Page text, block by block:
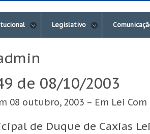
Legislativo
de 08/10/2003
08 outubro, 2003 – Em Lei Com
de Duque de Caxias